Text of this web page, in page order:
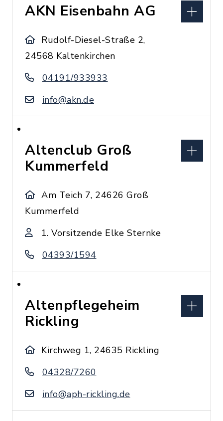
AKN Eisenbahn AG
Rudolf-Diesel-Straße 2,
24568 Kaltenkirchen
04191/933933
info@akn.de
Altenclub Groß
Kummerfeld
Am Teich 7, 24626 Groß
Kummerfeld
1. Vorsitzende Elke Sternke
04393/1594
Altenpflegeheim
Rickling
Kirchweg 1, 24635 Rickling
04328/7260
info@aph-rickling.de